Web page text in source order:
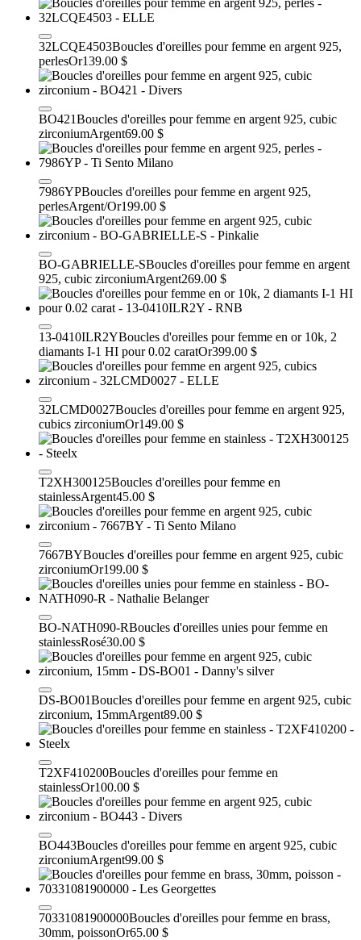
32LCQE4503Boucles d'oreilles pour femme en argent 925,
perlesOr139.00 $
BO421Boucles d'oreilles pour femme en argent 925, cubic
zirconiumArgent69.00 $
7986YPBoucles d'oreilles pour femme en argent 925,
perlesArgent/Or199.00 $
BO-GABRIELLE-SBoucles d'oreilles pour femme en argent
925, cubic zirconiumArgent269.00 $
13-0410ILR2YBoucles d'oreilles pour femme en or 10k, 2
diamants I-1 HI pour 0.02 caratOr399.00 $
32LCMD0027Boucles d'oreilles pour femme en argent 925,
cubics zirconiumOr149.00 $
T2XH300125Boucles d'oreilles pour femme en
stainlessArgent45.00 $
7667BYBoucles d'oreilles pour femme en argent 925, cubic
zirconiumOr199.00 $
BO-NATH090-RBoucles d'oreilles unies pour femme en
stainlessRosé30.00 $
DS-BO01Boucles d'oreilles pour femme en argent 925, cubic
zirconium, 15mmArgent89.00 $
T2XF410200Boucles d'oreilles pour femme en
stainlessOr100.00 $
BO443Boucles d'oreilles pour femme en argent 925, cubic
zirconiumArgent99.00 $
70331081900000Boucles d'oreilles pour femme en brass,
30mm, poissonOr65.00 $